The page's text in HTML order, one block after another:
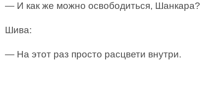
— И как же можно освободиться, Шанкара?
Шива:
— На этот раз просто расцвети внутри.